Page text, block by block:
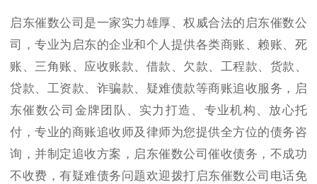
启东催数公司是一家实力雄厚、权威合法的启东催数公
司，专业为启东的企业和个人提供各类商账、赖账、死
账、三角账、应收账款、借款、欠款、工程款、货款、
贷款、工资款、诈骗款、疑难债款等商账追收服务，启
东催数公司金牌团队、实力打造、专业机构、放心托
付，专业的商账追收师及律师为您提供全方位的债务咨
询，并制定追收方案，启东催数公司催收债务，不成功
不收费，有疑难债务问题欢迎拨打启东催数公司电话免